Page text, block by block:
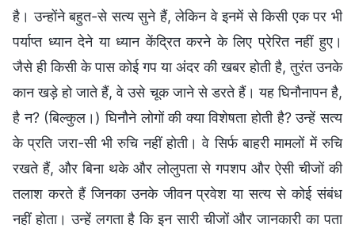
है। उन्होंने बहुत-से सत्य सुने हैं, लेकिन वे इनमें से किसी एक पर भी
पर्याप्त ध्यान देने या ध्यान केंद्रित करने के लिए प्रेरित नहीं हुए।
जैसे ही किसी के पास कोई गप या अंदर की खबर होती है, तुरंत उनके
कान खड़े हो जाते हैं, वे उसे चूक जाने से डरते हैं। यह घिनौनापन है,
है न? (बिल्कुल।) घिनौने लोगों की क्या विशेषता होती है? उन्हें सत्य
के प्रति जरा-सी भी रुचि नहीं होती। वे सिर्फ बाहरी मामलों में रुचि
रखते हैं, और बिना थके और लोलुपता से गपशप और ऐसी चीजों की
तलाश करते हैं जिनका उनके जीवन प्रवेश या सत्य से कोई संबंध
नहीं होता। उन्हें लगता है कि इन सारी चीजों और जानकारी का पता